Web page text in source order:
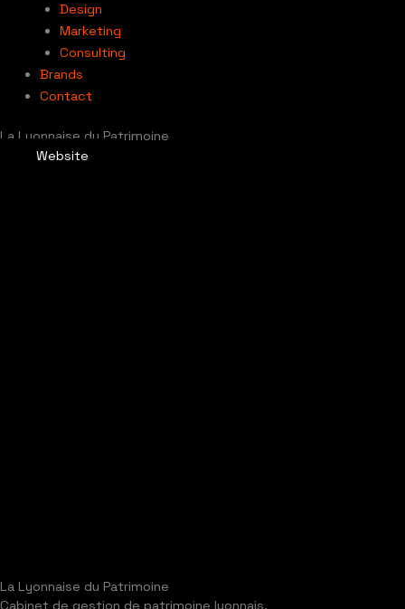
Design
Marketing
Consulting
Brands
Contact
La Lyonnaise du Patrimoine
Website
La Lyonnaise du Patrimoine
Cabinet de gestion de patrimoine lyonnais.